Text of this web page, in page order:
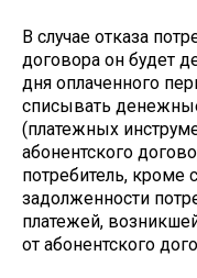
В случае отказа
договора он будет
дня оплаченного
списывать
(платежных
абонентского
потребитель, кроме
задолженности
платежей,
от абонентского